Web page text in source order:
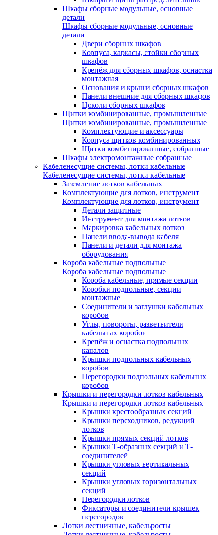
Шкафы сборные модульные, основные
детали
Шкафы сборные модульные, основные
детали
Двери сборных шкафов
Корпуса, каркасы, стойки сборных
шкафов
Крепёж для сборных шкафов, оснастка
монтажная
Основания и крыши сборных шкафов
Панели внешние для сборных шкафов
Цоколи сборных шкафов
Щитки комбинированные, промышленные
Щитки комбинированные, промышленные
Комплектующие и аксессуары
Корпуса щитков комбинированных
Щитки комбинированные, собранные
Шкафы электромонтажные собранные
Кабеленесущие системы, лотки кабельные
Кабеленесущие системы, лотки кабельные
Заземление лотков кабельных
Комплектующие для лотков, инструмент
Комплектующие для лотков, инструмент
Детали защитные
Инструмент для монтажа лотков
Маркировка кабельных лотков
Панели ввода-вывода кабеля
Панели и детали для монтажа
оборудования
Короба кабельные подпольные
Короба кабельные подпольные
Короба кабельные, прямые секции
Коробки подпольные, секции
монтажные
Соединители и заглушки кабельных
коробов
Углы, повороты, разветвители
кабельных коробов
Крепёж и оснастка подпольных
каналов
Крышки подпольных кабельных
коробов
Перегородки подпольных кабельных
коробов
Крышки и перегородки лотков кабельных
Крышки и перегородки лотков кабельных
Крышки крестообразных секций
Крышки переходников, редукций
лотков
Крышки прямых секций лотков
Крышки Т-образных секций и Т-
соединителей
Крышки угловых вертикальных
секций
Крышки угловых горизонтальных
секций
Перегородки лотков
Фиксаторы и соединители крышек,
перегородок
Лотки лестничные, кабельросты